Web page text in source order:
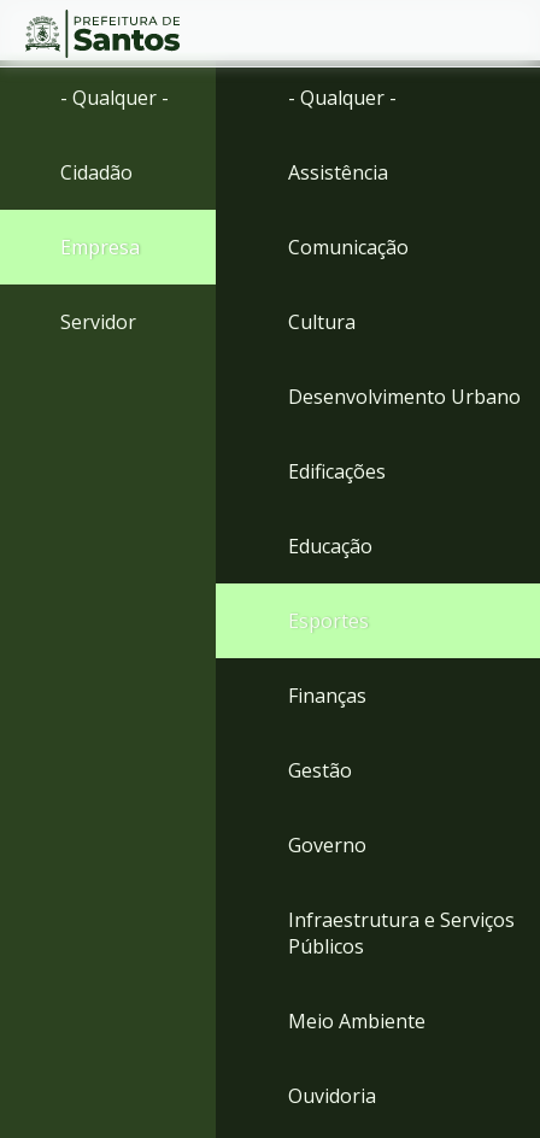
Ir
Ir
menu
Conteúdo
- Qualquer -
Cidadão
Empresa
Servidor
- Qualquer -
Assistência
Comunicação
Cultura
Desenvolvimento Urbano
Edificações
Educação
Esportes
Finanças
Gestão
Governo
Infraestrutura e Serviços
Públicos
Meio Ambiente
Ouvidoria